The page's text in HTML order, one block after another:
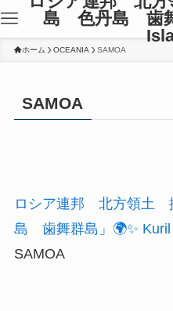
島 色丹島 歯
ホーム OCEANIA SAMOA
SAMOA
ロシア連邦 北方領土
島 歯舞群島」🌍✨ Kuril
SAMOA